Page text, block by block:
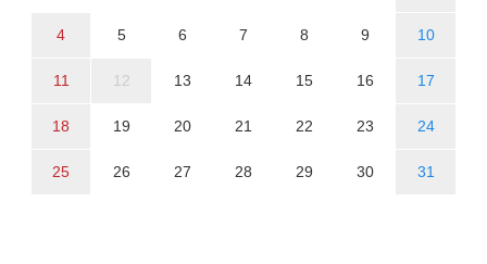
4 5 6 7 8 9 10
11 12 13 14 15 16 17
18 19 20 21 22 23 24
25 26 27 28 29 30 31